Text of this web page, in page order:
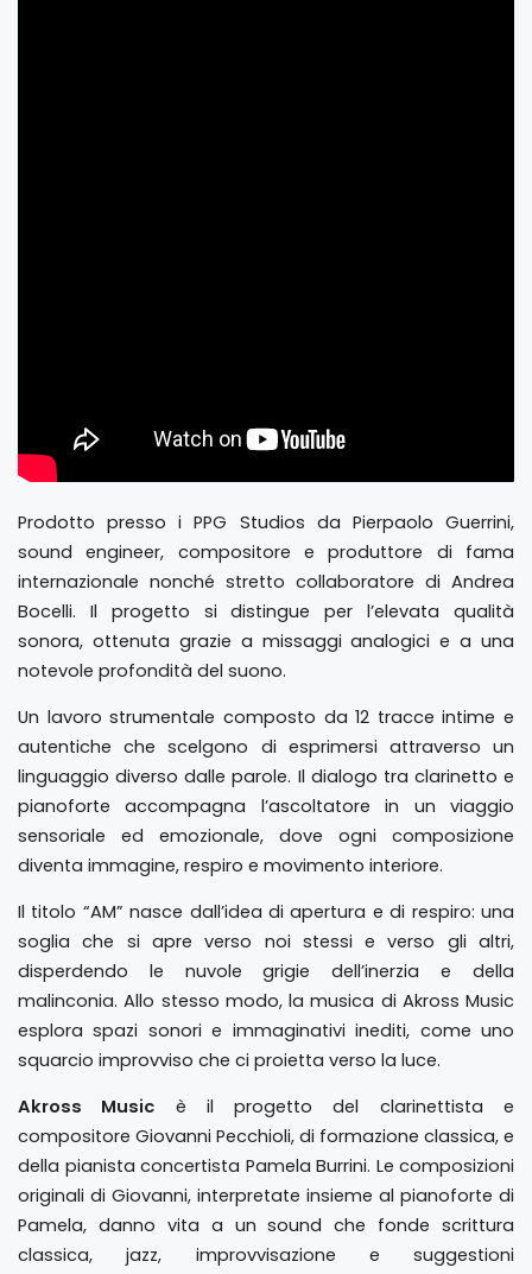
Prodotto presso i PPG Studios da Pierpaolo Guerrini,
sound engineer, compositore e produttore di fama
internazionale nonché stretto collaboratore di Andrea
Bocelli. Il progetto si distingue per l’elevata qualità
sonora, ottenuta grazie a missaggi analogici e a una
notevole profondità del suono.
Un lavoro strumentale composto da 12 tracce intime e
autentiche che scelgono di esprimersi attraverso un
linguaggio diverso dalle parole. Il dialogo tra clarinetto e
pianoforte accompagna l’ascoltatore in un viaggio
sensoriale ed emozionale, dove ogni composizione
diventa immagine, respiro e movimento interiore.
Il titolo “AM” nasce dall’idea di apertura e di respiro: una
soglia che si apre verso noi stessi e verso gli altri,
disperdendo le nuvole grigie dell’inerzia e della
malinconia. Allo stesso modo, la musica di Akross Music
esplora spazi sonori e immaginativi inediti, come uno
squarcio improvviso che ci proietta verso la luce.
Akross Music è il progetto del clarinettista e
compositore Giovanni Pecchioli, di formazione classica, e
della pianista concertista Pamela Burrini. Le composizioni
originali di Giovanni, interpretate insieme al pianoforte di
Pamela, danno vita a un sound che fonde scrittura
classica, jazz, improvvisazione e suggestioni